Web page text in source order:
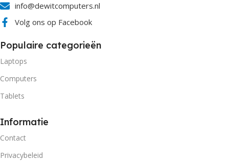
info@dewitcomputers.nl
Volg ons op Facebook
Populaire categorieën
Laptops
Computers
Tablets
Informatie
Contact
Privacybeleid